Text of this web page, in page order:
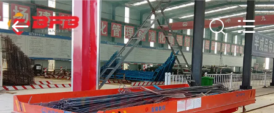
HUIS
PRODUCTEN
Hundred
Percent
Electrical
and
Mechanical
Co.,Ltd.
All
Rights
Reserved.